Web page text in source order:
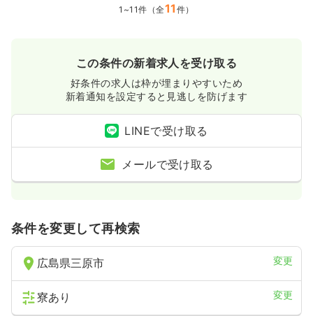
1~11件（全11 件）
この条件の新着求人を受け取る
好条件の求人は枠が埋まりやすいため
新着通知を設定すると見逃しを防げます
LINEで受け取る
メールで受け取る
条件を変更して再検索
広島県三原市 変更
寮あり 変更